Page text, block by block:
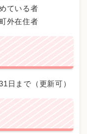
ている者
外在住者
日まで（更新可）